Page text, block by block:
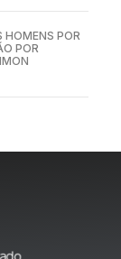
HOMENS POR
POR